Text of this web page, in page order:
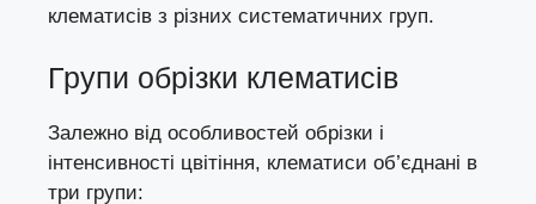
клематисів з різних систематичних груп.
Групи обрізки клематисів
Залежно від особливостей обрізки і
інтенсивності цвітіння, клематиси об’єднані в
три групи: